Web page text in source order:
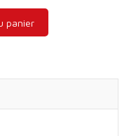
panier